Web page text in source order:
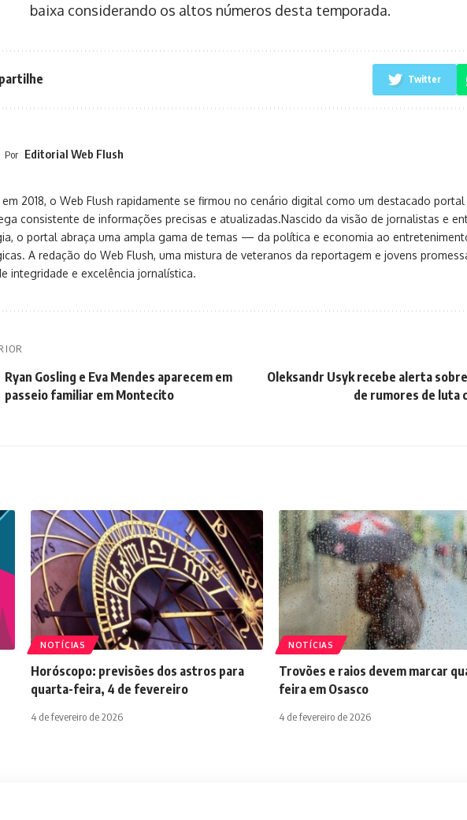
baixa considerando os altos números desta temporada.
Twitter
Por Editorial Web Flush
2018, o Web Flush rapidamente se firmou no cenário digital como um destacado
consistente de informações precisas e atualizadas.Nascido da visão de jornalistas e
o portal abraça uma ampla gama de temas — da política e economia ao
A redação do Web Flush, uma mistura de veteranos da reportagem e jovens
integridade e excelência jornalística.
Ryan Gosling e Eva Mendes aparecem em
passeio familiar em Montecito
Oleksandr Usyk recebe alerta
de rumores de luta
NOTÍCIAS
Horóscopo: previsões dos astros para
quarta-feira, 4 de fevereiro
4 de fevereiro de 2026
NOTÍCIAS
Trovões e raios devem marcar
feira em Osasco
4 de fevereiro de 2026